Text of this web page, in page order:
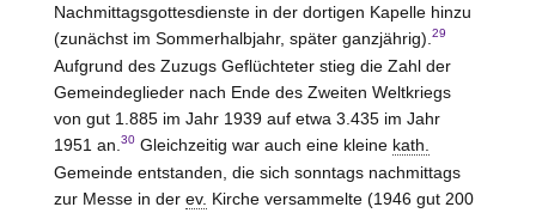
Nachmittagsgottesdienste in der dortigen Kapelle hinzu
(zunächst im Sommerhalbjahr, später ganzjährig). 29
Aufgrund des Zuzugs Geflüchteter stieg die Zahl der
Gemeindeglieder nach Ende des Zweiten Weltkriegs
von gut 1.885 im Jahr 1939 auf etwa 3.435 im Jahr
1951 an. 30Gleichzeitig war auch eine kleine kath.
Gemeinde entstanden, die sich sonntags nachmittags
zur Messe in der ev. Kirche versammelte (1946 gut 200